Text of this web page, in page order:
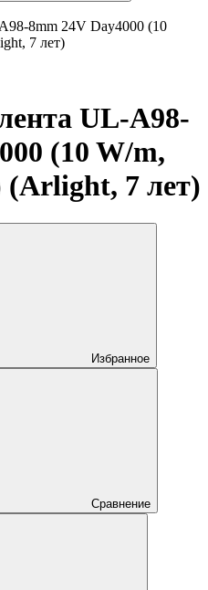
8mm 24V Day4000 (10
7 лет)
UL-A98-
(10 W/m,
(Arlight, 7 лет)
Избранное
Сравнение